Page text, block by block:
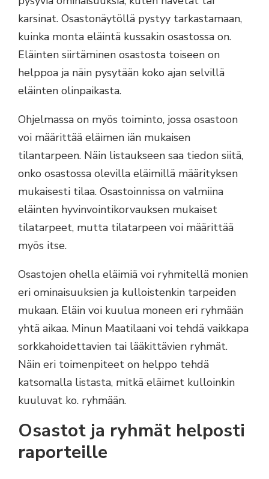
karsinat. Osastonäytöllä pystyy tarkastamaan,
kuinka monta eläintä kussakin osastossa on.
Eläinten siirtäminen osastosta toiseen on
helppoa ja näin pysytään koko ajan selvillä
eläinten olinpaikasta.
Ohjelmassa on myös toiminto, jossa osastoon
voi määrittää eläimen iän mukaisen
tilantarpeen. Näin listaukseen saa tiedon siitä,
onko osastossa olevilla eläimillä määrityksen
mukaisesti tilaa. Osastoinnissa on valmiina
eläinten hyvinvointikorvauksen mukaiset
tilatarpeet, mutta tilatarpeen voi määrittää
myös itse.
Osastojen ohella eläimiä voi ryhmitellä monien
eri ominaisuuksien ja kulloistenkin tarpeiden
mukaan. Eläin voi kuulua moneen eri ryhmään
yhtä aikaa. Minun Maatilaani voi tehdä vaikkapa
sorkkahoidettavien tai lääkittävien ryhmät.
Näin eri toimenpiteet on helppo tehdä
katsomalla listasta, mitkä eläimet kulloinkin
kuuluvat ko. ryhmään.
Osastot ja ryhmät helposti
raporteille